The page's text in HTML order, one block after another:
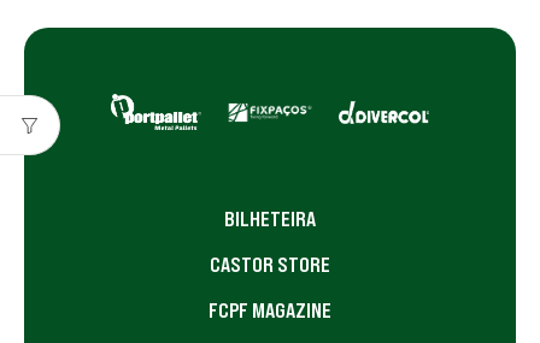
BILHETEIRA
CASTOR STORE
FCPF MAGAZINE